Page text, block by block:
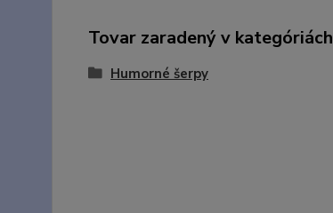
Tovar zaradený v kategóriách
Humorné šerpy